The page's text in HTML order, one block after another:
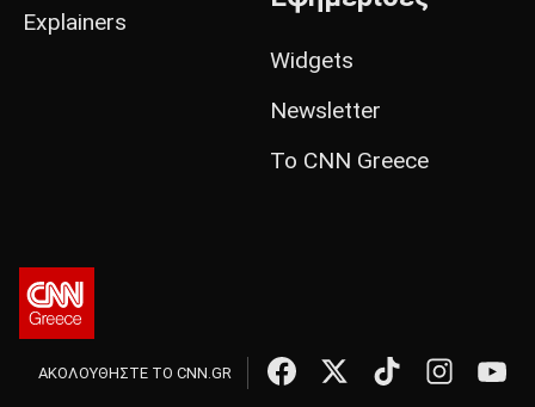
Explainers
Widgets
Newsletter
Το CNN Greece
ΑΚΟΛΟΥΘΗΣΤΕ ΤΟ CNN.GR